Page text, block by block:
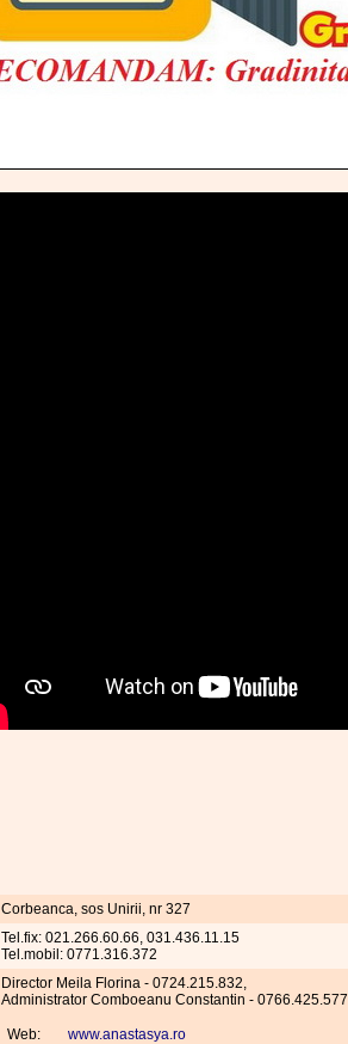
Corbeanca, sos Unirii, nr 327
Tel.fix: 021.266.60.66, 031.436.11.15
Tel.mobil: 0771.316.372
Director Meila Florina - 0724.215.832,
Administrator Comboeanu Constantin - 0766.425.577
Web:
www.anastasya.ro